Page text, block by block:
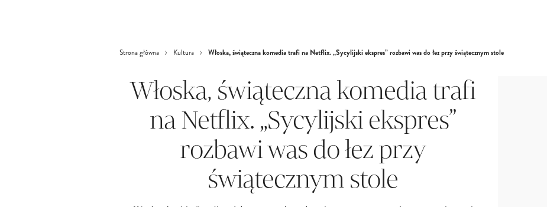
Strona główna Kultura Włoska, świąteczna komedia trafi na Netflix. „Sycylijski ekspres” rozbawi was do łez przy świątecznym stole
Włoska, świąteczna komedia trafi
na Netflix. „Sycylijski ekspres”
rozbawi was do łez przy
świątecznym stole